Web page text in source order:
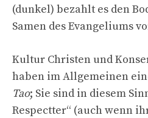
(dunkel) bezahlt es den
Samen des Evangeliums
Kultur Christen und
haben im Allgemeinen
Tao; Sie sind in diesem
Respectter“ (auch wenn